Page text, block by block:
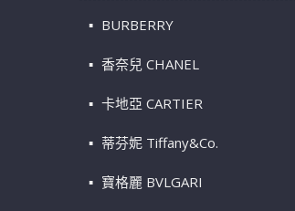
BURBERRY
香奈兒 CHANEL
卡地亞 CARTIER
蒂芬妮 Tiffany&Co.
寶格麗 BVLGARI